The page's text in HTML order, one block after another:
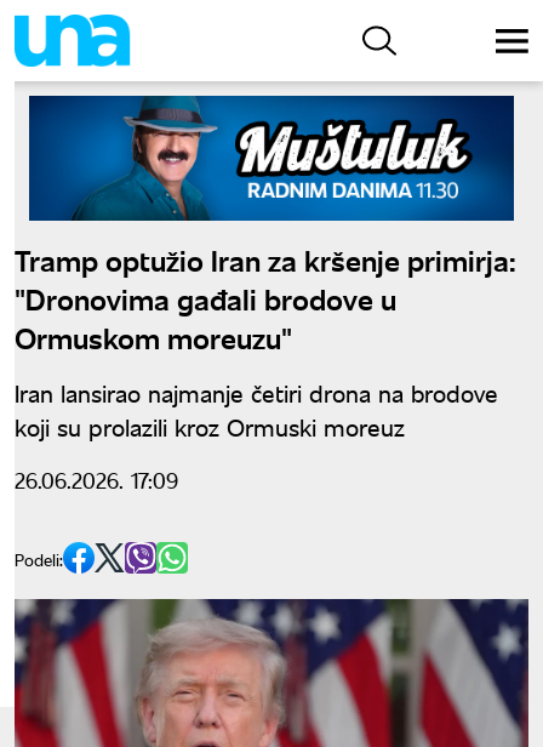
Tramp optužio Iran za kršenje primirja:
"Dronovima gađali brodove u
Ormuskom moreuzu"
Iran lansirao najmanje četiri drona na brodove
koji su prolazili kroz Ormuski moreuz
26.06.2026. 17:09
Podeli: